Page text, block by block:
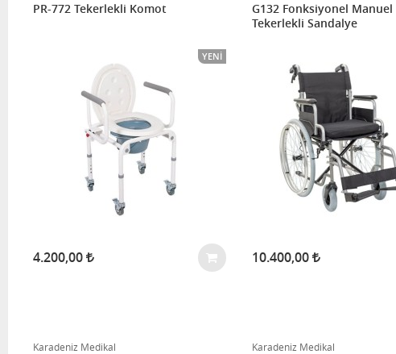
PR-772 Tekerlekli Komot
YENI
4.200,00
G132 Fonksiyonel Manuel
Tekerlekli Sandalye
10.400,00
Karadeniz Medikal Karadeniz Medikal